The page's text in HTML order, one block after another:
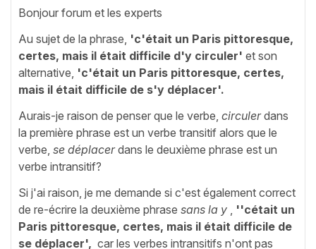
Bonjour forum et les experts
Au sujet de la phrase, 'c'était un Paris pittoresque,
certes, mais il était difficile d'y circuler' et son
alternative, 'c'était un Paris pittoresque, certes,
mais il était difficile de s'y déplacer'.
Aurais-je raison de penser que le verbe, circulerdans
la première phrase est un verbe transitif alors que le
verbe, se déplacerdans le deuxième phrase est un
verbe intransitif?
Si j'ai raison, je me demande si c'est également correct
de re-écrire la deuxième phrase sans la y
''cétait un
Paris pittoresque, certes, mais il était difficile de
se déplacer', car les verbes intransitifs n'ont pas